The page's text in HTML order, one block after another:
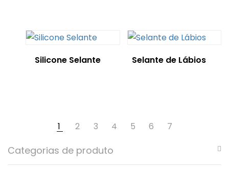
Silicone Selante Selante de Lábios
1 2 3 4 5 6 7
Categorias de produto